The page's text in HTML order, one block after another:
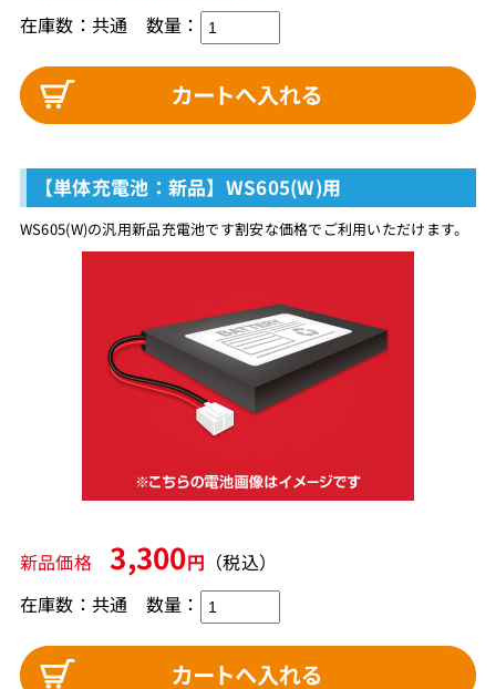
在庫数：共通 数量：
【単体充電池：新品】WS605(W)用
WS605(W)の汎用新品充電池です割安な価格でご利用いただけます。
新品価格3,300円 （税込）
在庫数：共通 数量：